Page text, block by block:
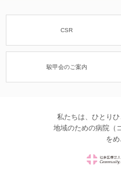
CSR
駿甲会のご案内
私たちは、ひとりひ
地域のための病院（
をめ